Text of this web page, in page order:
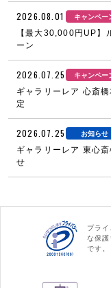
2026.08.01 キャンペー
【最大30,000円UP】
ーン
2026.07.25 キャンペー
ギャラリーレア 心斎
定
2026.07.25 お知らせ
ギャラリーレア 東心
せ
プラ
な保
です。